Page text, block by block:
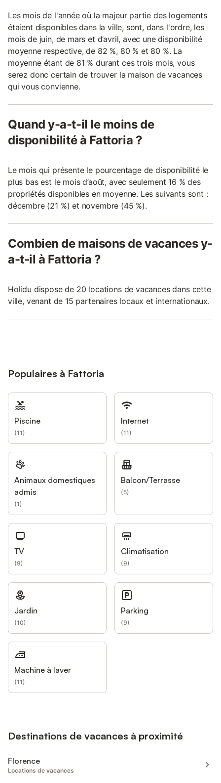
Les mois de l'année où la majeur partie des logements
étaient disponibles dans la ville, sont, dans l'ordre, les
mois de juin, de mars et d’avril, avec une disponibilité
moyenne respective, de 82 %, 80 % et 80 %. La
moyenne étant de 81 % durant ces trois mois, vous
serez donc certain de trouver la maison de vacances
qui vous convienne.
Quand y-a-t-il le moins de
disponibilité à Fattoria ?
Le mois qui présente le pourcentage de disponibilité le
plus bas est le mois d’août, avec seulement 16 % des
propriétés disponibles en moyenne. Les suivants sont :
décembre (21 %) et novembre (45 %).
Combien de maisons de vacances y-
a-t-il à Fattoria ?
Holidu dispose de 20 locations de vacances dans cette
ville, venant de 15 partenaires locaux et internationaux.
Populaires à Fattoria
Piscine
(11)
Internet
(11)
Animaux domestiques
admis
(1)
Balcon/Terrasse
(5)
TV
(9)
Climatisation
(9)
Jardin
(10)
Parking
(9)
Machine à laver
(11)
Destinations de vacances à proximité
Florence
Locations de vacances